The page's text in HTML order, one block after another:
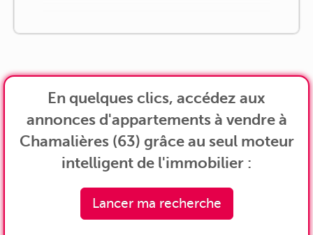
En quelques clics, accédez aux
annonces d'appartements à vendre à
Chamalières (63) grâce au seul moteur
intelligent de l'immobilier :
Lancer ma recherche